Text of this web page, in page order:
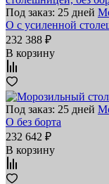
Под заказ: 25 дней
O с усиленной
232 388 ₽
В корзину
Под заказ: 25 дней
O без борта
232 642 ₽
В корзину